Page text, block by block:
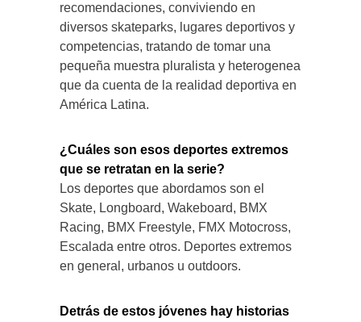
recomendaciones, conviviendo en
diversos skateparks, lugares deportivos y
competencias, tratando de tomar una
pequeña muestra pluralista y heterogenea
que da cuenta de la realidad deportiva en
América Latina.
¿Cuáles son esos deportes extremos
que se retratan en la serie?
Los deportes que abordamos son el
Skate, Longboard, Wakeboard, BMX
Racing, BMX Freestyle, FMX Motocross,
Escalada entre otros. Deportes extremos
en general, urbanos u outdoors.
Detrás de estos jóvenes hay historias